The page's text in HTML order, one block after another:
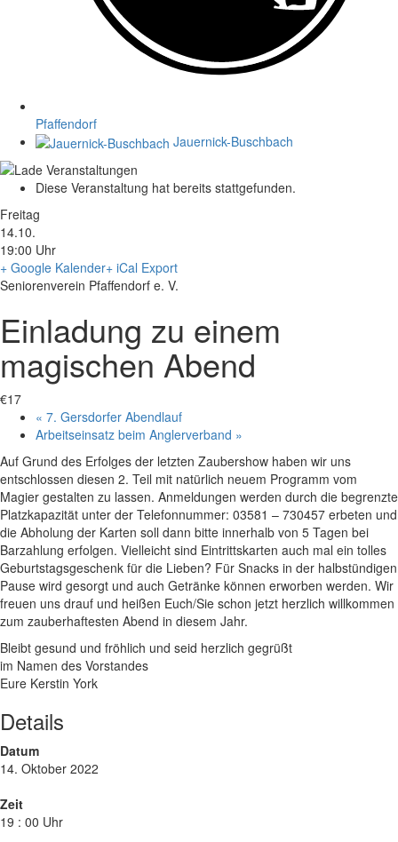
Pfaffendorf
Jauernick-Buschbach
Diese Veranstaltung hat bereits stattgefunden.
Freitag
14.10.
19:00 Uhr
+ Google Kalender+ iCal Export
Seniorenverein Pfaffendorf e. V.
Einladung zu einem
magischen Abend
€17
« 7. Gersdorfer Abendlauf
Arbeitseinsatz beim Anglerverband »
Auf Grund des Erfolges der letzten Zaubershow haben wir uns
entschlossen diesen 2. Teil mit natürlich neuem Programm vom
Magier gestalten zu lassen. Anmeldungen werden durch die begrenzte
Platzkapazität unter der Telefonnummer: 03581 – 730457 erbeten und
die Abholung der Karten soll dann bitte innerhalb von 5 Tagen bei
Barzahlung erfolgen. Vielleicht sind Eintrittskarten auch mal ein tolles
Geburtstagsgeschenk für die Lieben? Für Snacks in der halbstündigen
Pause wird gesorgt und auch Getränke können erworben werden. Wir
freuen uns drauf und heißen Euch/Sie schon jetzt herzlich willkommen
zum zauberhaftesten Abend in diesem Jahr.
Bleibt gesund und fröhlich und seid herzlich gegrüßt
im Namen des Vorstandes
Eure Kerstin York
Details
Datum
14. Oktober 2022
Zeit
19 : 00 Uhr